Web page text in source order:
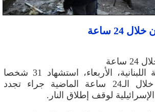
أعلنت وزارة الصحة اللبنانية، الأربعاء، استشهاد 31 شخصا
وإصابة 61 آخرين خلال الـ24 ساعة الماضية جراء تجدد
لوقف إطلاق النار.